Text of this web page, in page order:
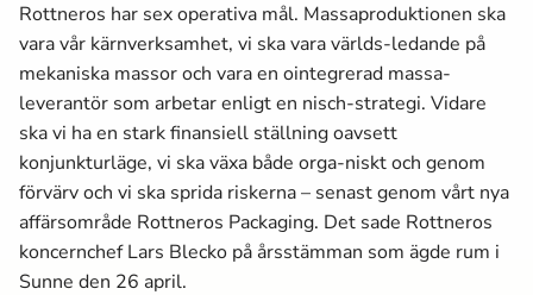
Rottneros har sex operativa mål. Massa­produktionen ska
vara vår kärnverksamhet, vi ska vara världs-ledande på
mekaniska massor och vara en ointegrerad massa­
leverantör som arbetar enligt en nisch-strategi. Vidare
ska vi ha en stark finansiell ställning oavsett
konjunkturläge, vi ska växa både orga-niskt och genom
förvärv och vi ska sprida riskerna – senast genom vårt nya
affärsområde Rottneros Packaging. Det sade Rottneros
koncernchef Lars Blecko på årsstämman som ägde rum i
Sunne den 26 april.